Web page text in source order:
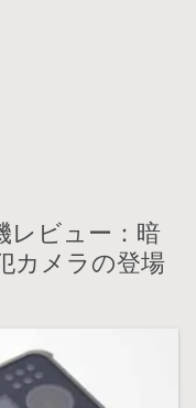
レビュー：暗
カメラの登場